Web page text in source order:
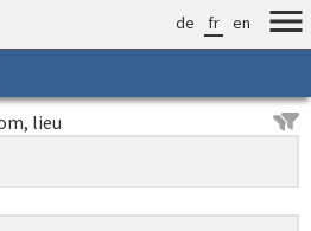
de fr en
lieu